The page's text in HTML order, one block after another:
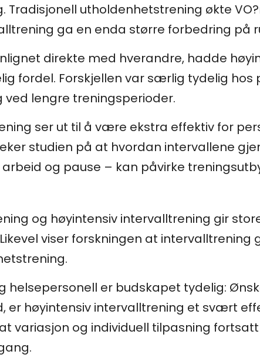
utholdenhetstrening økte
ga en enda større forbedring på
direkte med hverandre, hadde
fordel. Forskjellen var særlig tydelig hos
lengre treningsperioder.
ser ut til å være ekstra effektiv for
studien på at hvordan intervallene
og pause – kan påvirke
og høyintensiv intervalltrening gir
viser forskningen at intervalltrening
helsepersonell er budskapet tydelig:
er høyintensiv intervalltrening et svært
variasjon og individuell tilpasning